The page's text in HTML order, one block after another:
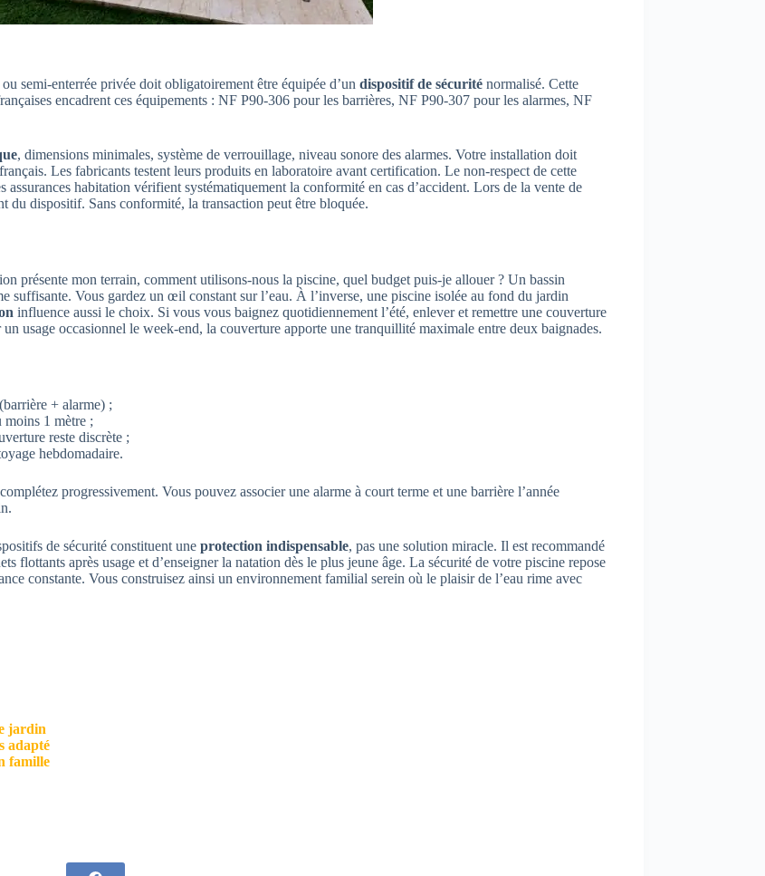
semi-enterrée privée doit obligatoirement être équipée d’un dispositif de sécurité normalisé. Cette
encadrent ces équipements : NF P90-306 pour les barrières, NF P90-307 pour les alarmes, NF
, dimensions minimales, système de verrouillage, niveau sonore des alarmes. Votre installation doit
Les fabricants testent leurs produits en laboratoire avant certification. Le non-respect de cette
habitation vérifient systématiquement la conformité en cas d’accident. Lors de la vente de
dispositif. Sans conformité, la transaction peut être bloquée.
présente mon terrain, comment utilisons-nous la piscine, quel budget puis-je allouer ? Un bassin
suffisante. Vous gardez un œil constant sur l’eau. À l’inverse, une piscine isolée au fond du jardin
influence aussi le choix. Si vous vous baignez quotidiennement l’été, enlever et remettre une couverture
usage occasionnel le week-end, la couverture apporte une tranquillité maximale entre deux baignades.
+ alarme) ;
moins 1 mètre ;
reste discrète ;
hebdomadaire.
progressivement. Vous pouvez associer une alarme à court terme et une barrière l’année
de sécurité constituent une protection indispensable, pas une solution miracle. Il est recommandé
flottants après usage et d’enseigner la natation dès le plus jeune âge. La sécurité de votre piscine repose
constante. Vous construisez ainsi un environnement familial serein où le plaisir de l’eau rime avec
jardin
adapté
famille